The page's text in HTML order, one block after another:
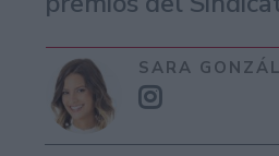
SARA